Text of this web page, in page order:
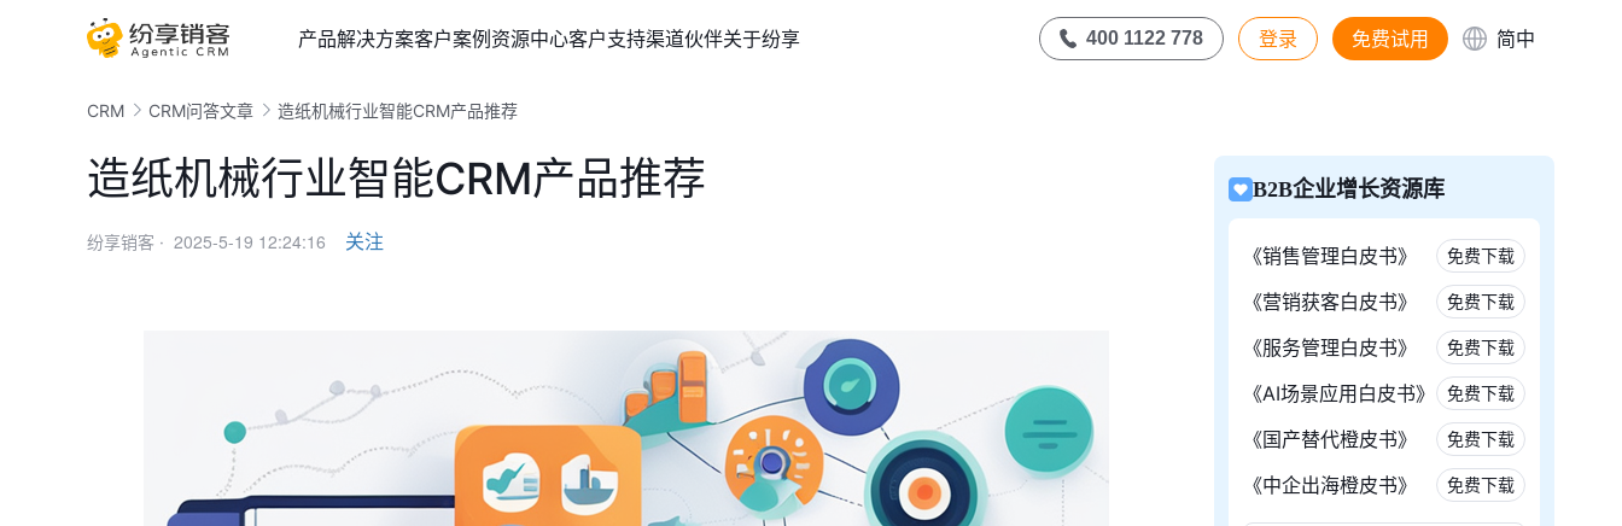
产品解决方案客户案例资源中心客户支持渠道伙伴关于纷享 400 1122 778 登录 免费试用 简中
CRM CRM问答文章 造纸机械行业智能CRM产品推荐
造纸机械行业智能CRM产品推荐
纷享销客 · 2025-5-19 12:24:16 关注
B2B企业增长资源库
《销售管理白皮书》 免费下载
《营销获客白皮书》 免费下载
《服务管理白皮书》 免费下载
《AI场景应用白皮书》 免费下载
《国产替代橙皮书》 免费下载
《中企出海橙皮书》 免费下载